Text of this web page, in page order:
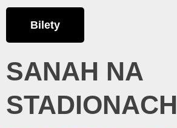
Bilety
SANAH NA
STADIONACH